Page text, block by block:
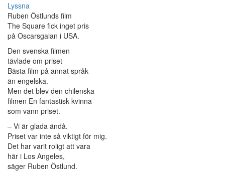
Lyssna
Ruben Östlunds film
The Square fick inget pris
på Oscarsgalan i USA.
Den svenska filmen
tävlade om priset
Bästa film på annat språk
än engelska.
Men det blev den chilenska
filmen En fantastisk kvinna
som vann priset.
– Vi är glada ändå.
Priset var inte så viktigt för mig.
Det har varit roligt att vara
här i Los Angeles,
säger Ruben Östlund.